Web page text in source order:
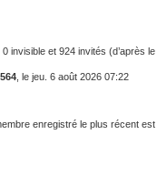
invisible et 924 invités (d’après
, le jeu. 6 août 2026 07:22
enregistré le plus récent est